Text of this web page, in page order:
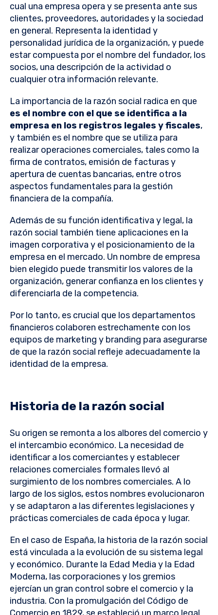
cual una empresa opera y se presenta ante sus
clientes, proveedores, autoridades y la sociedad
en general. Representa la identidad y
personalidad jurídica de la organización, y puede
estar compuesta por el nombre del fundador, los
socios, una descripción de la actividad o
cualquier otra información relevante.
La importancia de la razón social radica en que
es el nombre con el que se identifica a la
empresa en los registros legales y fiscales,
y también es el nombre que se utiliza para
realizar operaciones comerciales, tales como la
firma de contratos, emisión de facturas y
apertura de cuentas bancarias, entre otros
aspectos fundamentales para la gestión
financiera de la compañía.
Además de su función identificativa y legal, la
razón social también tiene aplicaciones en la
imagen corporativa y el posicionamiento de la
empresa en el mercado. Un nombre de empresa
bien elegido puede transmitir los valores de la
organización, generar confianza en los clientes y
diferenciarla de la competencia.
Por lo tanto, es crucial que los departamentos
financieros colaboren estrechamente con los
equipos de marketing y branding para asegurarse
de que la razón social refleje adecuadamente la
identidad de la empresa.
Historia de la razón social
Su origen se remonta a los albores del comercio y
el intercambio económico. La necesidad de
identificar a los comerciantes y establecer
relaciones comerciales formales llevó al
surgimiento de los nombres comerciales. A lo
largo de los siglos, estos nombres evolucionaron
y se adaptaron a las diferentes legislaciones y
prácticas comerciales de cada época y lugar.
En el caso de España, la historia de la razón social
está vinculada a la evolución de su sistema legal
y económico. Durante la Edad Media y la Edad
Moderna, las corporaciones y los gremios
ejercían un gran control sobre el comercio y la
industria. Con la promulgación del Código de